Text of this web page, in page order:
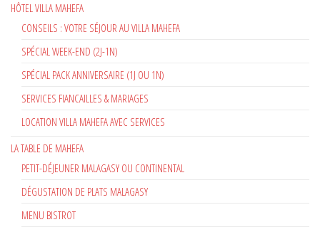
HÔTEL VILLA MAHEFA
CONSEILS : VOTRE SÉJOUR AU VILLA MAHEFA
SPÉCIAL WEEK-END (2J-1N)
SPÉCIAL PACK ANNIVERSAIRE (1J OU 1N)
SERVICES FIANCAILLES & MARIAGES
LOCATION VILLA MAHEFA AVEC SERVICES
LA TABLE DE MAHEFA
PETIT-DÉJEUNER MALAGASY OU CONTINENTAL
DÉGUSTATION DE PLATS MALAGASY
MENU BISTROT